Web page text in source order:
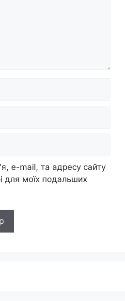
e-mail, та адресу сайту
для моїх подальших